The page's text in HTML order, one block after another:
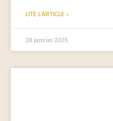
LITE L'ARTICLE »
28 janvier 2025